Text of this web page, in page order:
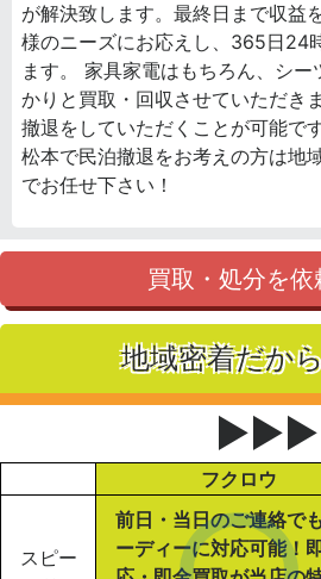
が解決致します。最終日まで収益
様のニーズにお応えし、365日24
ます。 家具家電はもちろん、シー
かりと買取・回収させていただき
撤退をしていただくことが可能で
松本で民泊撤退をお考えの方は地
でお任せ下さい！
買取・処分を依
地域密着だか
▶▶▶
フクロウ
スピー
前日・当日のご連絡で
ーディーに対応可能！